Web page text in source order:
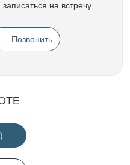
на встречу
Позвонить